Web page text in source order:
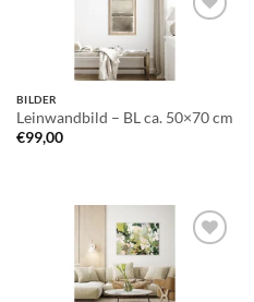
Auf die
BILDER
Leinwandbild – BL ca. 50×70 cm
€99,00
Wunschliste